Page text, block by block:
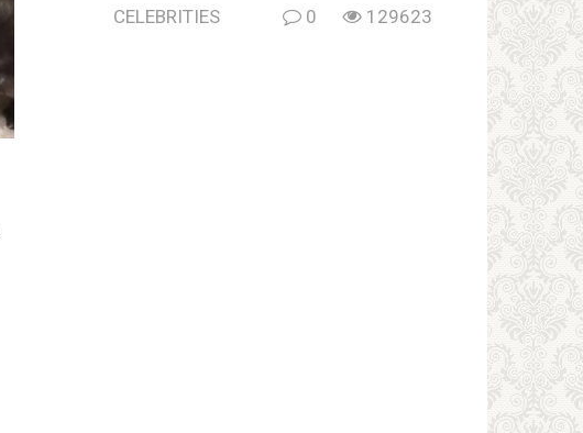
CELEBRITIES 0 129623